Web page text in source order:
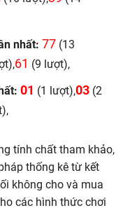
nhất: 77 (13
61 (9 lượt),
01 (1 lượt),03 (2
tính chất tham khảo,
thống kê từ kết
không cho và mua
các hình thức chơi